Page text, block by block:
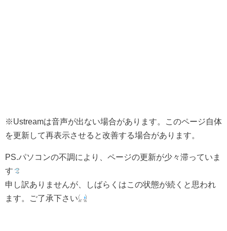
※Ustreamは音声が出ない場合があります。このページ自体
を更新して再表示させると改善する場合があります。
PS.パソコンの不調により、ページの更新が少々滞っていま
す
申し訳ありませんが、しばらくはこの状態が続くと思われ
ます。ご了承下さい